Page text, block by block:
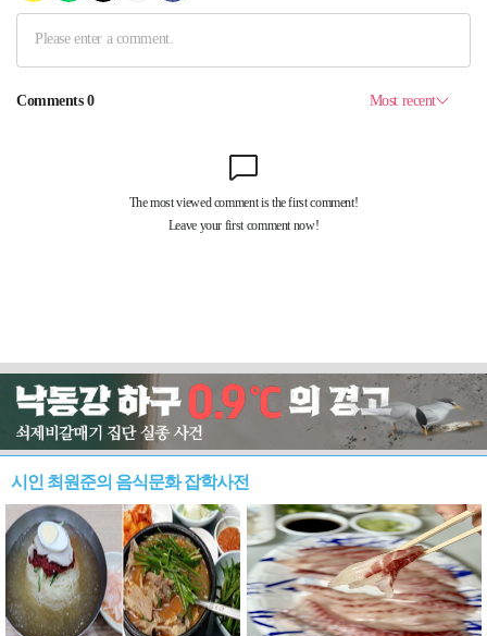
시인 최원준의 음식문화 잡학사전